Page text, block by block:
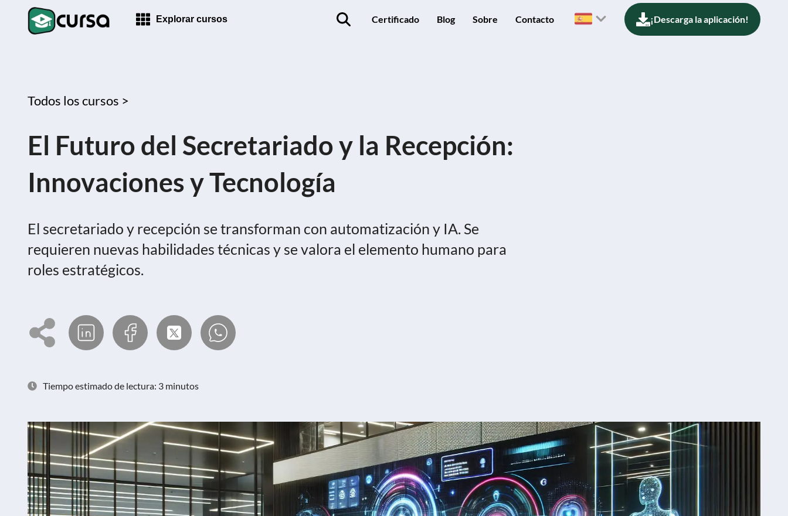
Explorar cursos Certificado Blog Sobre Contacto ¡Descarga la aplicación!
Todos los cursos >
El Futuro del Secretariado y la Recepción:
Innovaciones y Tecnología
El secretariado y recepción se transforman con automatización y IA. Se
requieren nuevas habilidades técnicas y se valora el elemento humano para
roles estratégicos.
Tiempo estimado de lectura: 3 minutos